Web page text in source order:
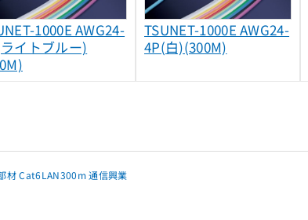
1000E AWG24-
イトブルー)
TSUNET-1000E AWG24-
4P(白)(300M)
材 Cat6LAN300m 通信興業